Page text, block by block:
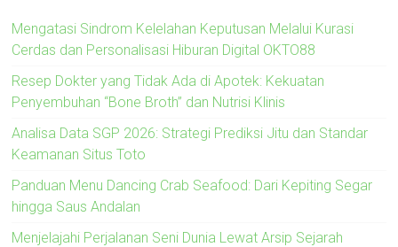
Mengatasi Sindrom Kelelahan Keputusan Melalui Kurasi
Cerdas dan Personalisasi Hiburan Digital OKTO88
Resep Dokter yang Tidak Ada di Apotek: Kekuatan
Penyembuhan “Bone Broth” dan Nutrisi Klinis
Analisa Data SGP 2026: Strategi Prediksi Jitu dan Standar
Keamanan Situs Toto
Panduan Menu Dancing Crab Seafood: Dari Kepiting Segar
hingga Saus Andalan
Menjelajahi Perjalanan Seni Dunia Lewat Arsip Sejarah